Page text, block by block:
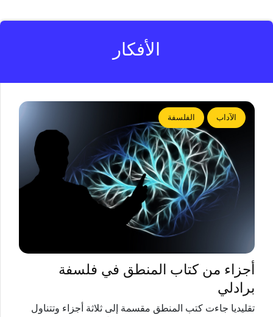
الأفكار
الآداب الفلسفة
أجزاء من كتاب المنطق في فلسفة
برادلي
تقليديا جاءت كتب المنطق مقسمة إلى ثلاثة أجزاء وتتناول